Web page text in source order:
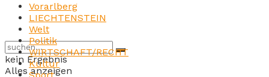
kein Ergebnis
Alles anzeigen
Vorarlberg
LIECHTENSTEIN
Welt
Politik
WIRTSCHAFT/RECHT
Kultur